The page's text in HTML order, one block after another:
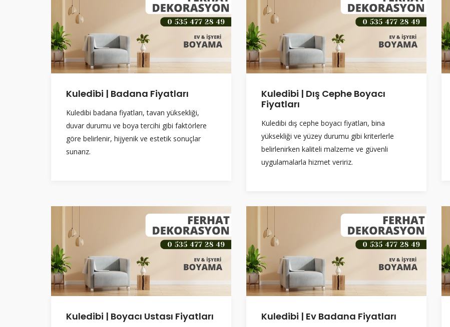
Kuledibi | Badana Fiyatları
Kuledibi badana fiyatları, tavan yüksekliği,
duvar durumu ve boya tercihi gibi faktörlere
göre belirlenir, hijyenik ve estetik sonuçlar
sunarız.
Kuledibi | Dış Cephe Boyacı
Fiyatları
Kuledibi dış cephe boyacı fiyatları, bina
yüksekliği ve yüzey durumu gibi kriterlerle
belirlenirken kaliteli malzeme ve güvenli
uygulamalarla hizmet veririz.
Kuledibi | Boyacı Ustası Fiyatları Kuledibi | Ev Badana Fiyatları